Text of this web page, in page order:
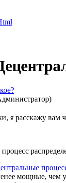
я расскажу вам
процесс
мощные, чем